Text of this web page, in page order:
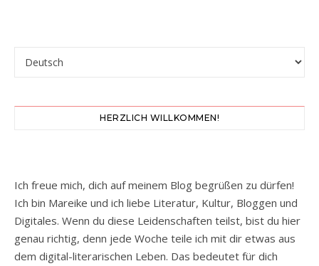
Sprache auswählen
HERZLICH WILLKOMMEN!
Ich freue mich, dich auf meinem Blog begrüßen zu dürfen!
Ich bin Mareike und ich liebe Literatur, Kultur, Bloggen und
Digitales. Wenn du diese Leidenschaften teilst, bist du hier
genau richtig, denn jede Woche teile ich mit dir etwas aus
dem digital-literarischen Leben. Das bedeutet für dich